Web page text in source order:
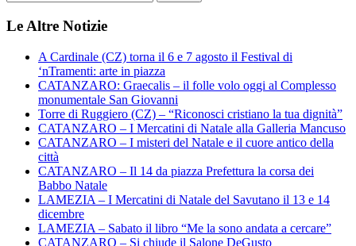
Le Altre Notizie
A Cardinale (CZ) torna il 6 e 7 agosto il Festival di
‘nTramenti: arte in piazza
CATANZARO: Graecalis – il folle volo oggi al Complesso
monumentale San Giovanni
Torre di Ruggiero (CZ) – “Riconosci cristiano la tua dignità”
CATANZARO – I Mercatini di Natale alla Galleria Mancuso
CATANZARO – I misteri del Natale e il cuore antico della
città
CATANZARO – Il 14 da piazza Prefettura la corsa dei
Babbo Natale
LAMEZIA – I Mercatini di Natale del Savutano il 13 e 14
dicembre
LAMEZIA – Sabato il libro “Me la sono andata a cercare”
CATANZARO – Si chiude il Salone DeGusto